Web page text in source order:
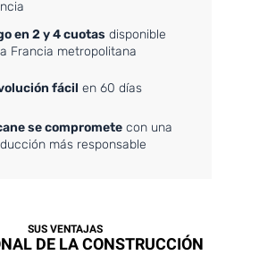
en 2 y 4 cuotas disponible
Francia metropolitana
fácil en 60 días
se compromete con una
más responsable
SUS VENTAJAS
DE LA CONSTRUCCIÓN